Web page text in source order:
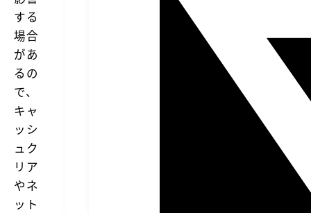
する
場合
があ
るの
で、
キャ
ッシ
ュク
リア
やネ
ット